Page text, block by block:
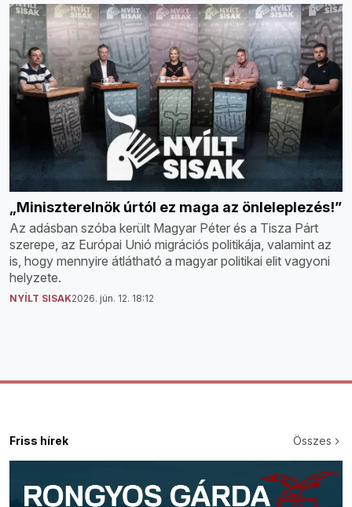
„Miniszterelnök úrtól ez maga az önleleplezés!”
Az adásban szóba került Magyar Péter és a Tisza Párt
szerepe, az Európai Unió migrációs politikája, valamint az
is, hogy mennyire átlátható a magyar politikai elit vagyoni
helyzete.
NYÍLT SISAK2026. jún. 12. 18:12
Friss hírek Összes